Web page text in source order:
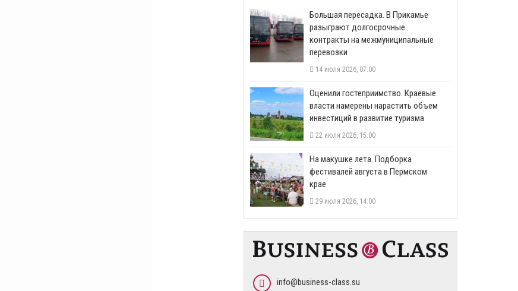
Большая пересадка. В Прикамье
разыграют долгосрочные
контракты на межмуниципальные
перевозки
14 июля 2026, 07:00
Оценили гостеприимство. Краевые
власти намерены нарастить объем
инвестиций в развитие туризма
22 июля 2026, 15:00
На макушке лета. Подборка
фестивалей августа в Пермском
крае
29 июля 2026, 14:00
info@business-class.su